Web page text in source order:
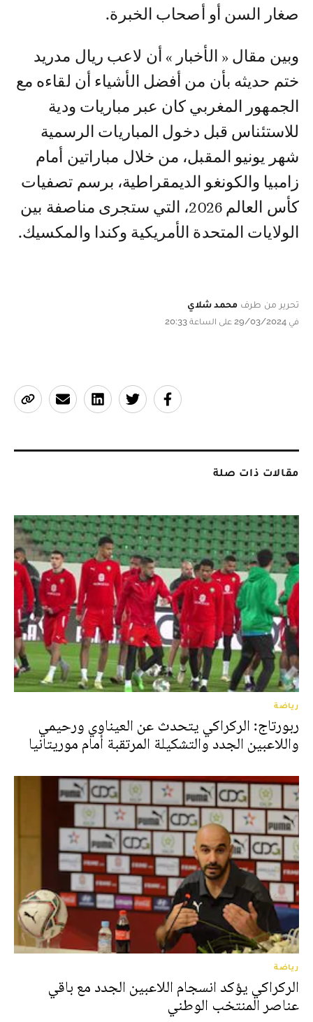
صغار السن أو أصحاب الخبرة.
وبين مقال « الأخبار » أن لاعب ريال مدريد
ختم حديثه بأن من أفضل الأشياء أن لقاءه مع
الجمهور المغربي كان عبر مباريات ودية
للاستئناس قبل دخول المباريات الرسمية
شهر يونيو المقبل، من خلال مباراتين أمام
زامبيا والكونغو الديمقراطية، برسم تصفيات
كأس العالم 2026، التي ستجرى مناصفة بين
الولايات المتحدة الأمريكية وكندا والمكسيك.
تحرير من طرف محمد شلاي
في 29/03/2024 على الساعة 20:33
مقالات ذات صلة
رياضة
ربورتاج: الركراكي يتحدث عن العيناوي ورحيمي
واللاعبين الجدد والتشكيلة المرتقبة أمام موريتانيا
رياضة
الركراكي يؤكد انسجام اللاعبين الجدد مع باقي
عناصر المنتخب الوطني